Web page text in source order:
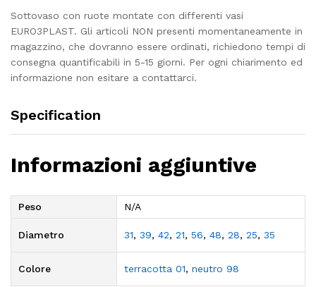
Sottovaso con ruote montate con differenti vasi
EURO3PLAST. Gli articoli NON presenti momentaneamente in
magazzino, che dovranno essere ordinati, richiedono tempi di
consegna quantificabili in 5-15 giorni. Per ogni chiarimento ed
informazione non esitare a contattarci.
Specification
Informazioni aggiuntive
Peso N/A
Diametro 31, 39, 42, 21, 56, 48, 28, 25, 35
Colore terracotta 01, neutro 98